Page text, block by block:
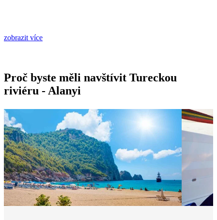
zobrazit více
Proč byste měli navštívit Tureckou
riviéru - Alanyi